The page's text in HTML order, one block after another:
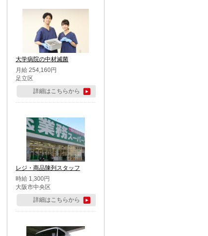
大学病院の中材滅菌
月給 254,160円
足立区
詳細はこちらから
レジ・商品陳列スタッフ
時給 1,300円
大阪市中央区
詳細はこちらから